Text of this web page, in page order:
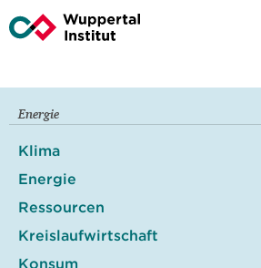
Energie
Klima
Energie
Ressourcen
Kreislaufwirtschaft
Konsum